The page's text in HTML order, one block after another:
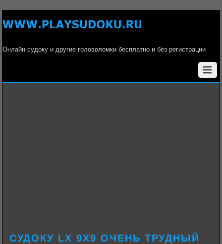
Онлайн судоку и другие головоломки бесплатно и без регистрации
СУДОКУ LX 9Х9 ОЧЕНЬ ТРУДНЫЙ